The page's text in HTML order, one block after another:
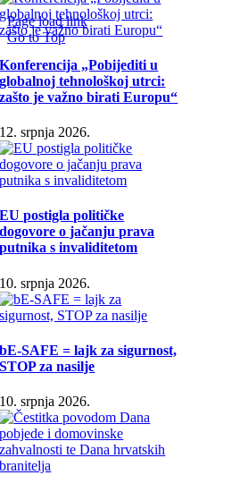
Konferencija „Pobijediti u
globalnoj tehnološkoj utrci:
zašto je važno birati Europu“
12. srpnja 2026.
EU postigla političke
dogovore o jačanju prava
putnika s invaliditetom
10. srpnja 2026.
bE-SAFE = lajk za sigurnost,
STOP za nasilje
10. srpnja 2026.
Page load link
Go to Top